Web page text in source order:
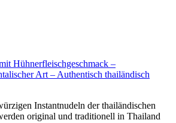
Hühnerfleischgeschmack –
Art – Authentisch thailändisch
Instantnudeln der thailändischen
original und traditionell in Thailand